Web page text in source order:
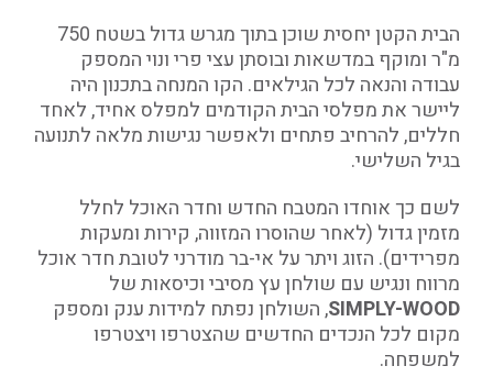
הבית הקטן יחסית שוכן בתוך מגרש גדול בשטח 750
מ"ר ומוקף במדשאות ובוסתן עצי פרי ונוי המספק
עבודה והנאה לכל הגילאים. הקו המנחה בתכנון היה
ליישר את מפלסי הבית הקודמים למפלס אחיד, לאחד
חללים, להרחיב פתחים ולאפשר נגישות מלאה לתנועה
בגיל השלישי.
לשם כך אוחדו המטבח החדש וחדר האוכל לחלל
מזמין גדול (לאחר שהוסרו המזווה, קירות ומעקות
מפרידים). הזוג ויתר על אי-בר מודרני לטובת חדר אוכל
מרווח ונגיש עם שולחן עץ מסיבי וכיסאות של
SIMPLY-WOOD, השולחן נפתח למידות ענק ומספק
מקום לכל הנכדים החדשים שהצטרפו ויצטרפו
למשפחה.